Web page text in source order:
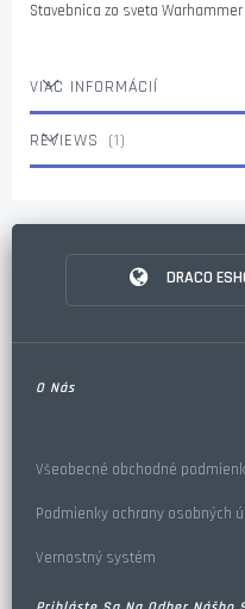
Stavebnica zo sveta
VIAC INFORMÁCIÍ
REVIEWS 1
DRACO
O Nás
Všeobecné obchodné
Podmienky ochrany osobných
Vernostný systém